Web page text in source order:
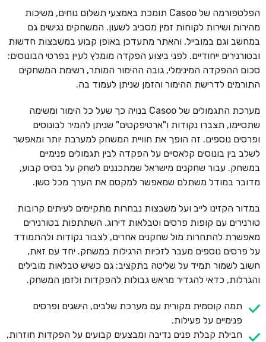
הפלטפורמה של Casoo תומכת באמצעי תשלום נוחים, משיכות
מהירות ושירות לקוחות זמין מסביב לשעון. המשחקים נגישים גם
במחשב וגם במובייל, והאתר מתעדכן באופן קבוע במשבצות חדשות
ובטורנירים ייחודיים. לפני ביצוע הפקדה מומלץ לעיין בפרטי הבונוסים:
סכום ההפקדה המינימלי, גובה ההימור המותר, רשימת המשחקים
התורמים לדרישת ההימור והזמן שניתן לעמוד בה.
מערכת התגמולים של Casoo בנויה כך שעל כל הימור ומשימה
שתסיימו, תצברו נקודות ו"ארטיפקטים" שניתן להמיר לבונוסים
ופרסים נוספים. זה הופך את חוויית המשחק למערבת יותר ומאפשר
לשלב בין בונוסים קלאסיים על הפקדה לבין תגמולים פנימיים
במשחק. עבור שחקנים מישראל שמתכננים לשחק על בסיס קבוע,
מדובר במודל משתלם שמאפשר למקסם את הערך מכל סשן.
במדור הקזינו לייב ועל משבצות נבחרות מתקיימים לעיתים קרובות
טורנירים עם קופות פרסים וטבלאות דירוג. השתתפות בטורנירים
מאפשרת להתחרות מול שחקנים אחרים, לצבור נקודות ולהתמודד
על פרסים נוספים מעבר לזכיות הרגילות במשחק. יחד עם זאת,
חשוב לשמור תמיד על שליטה בתקציב: גם כשיש טבלאות מובילים
והגרלות, כדאי להגדיר מראש גבולות להפקדות ולזמן המשחק.
תמה קוסמית מקורית עם מערכת שלבים, הישגים ופרסים
פנימיים על פעילות.
חבילת קבלת פנים נדיבה ומבצעים קבועים על הפקדות חוזרות,